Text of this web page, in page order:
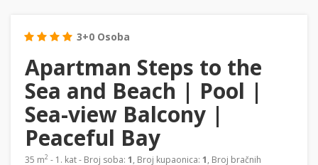
3+0 Osoba
Apartman Steps to the
Sea and Beach | Pool |
Sea-view Balcony |
Peaceful Bay
35 m2 - 1. kat - Broj soba: 1, Broj kupaonica: 1, Broj bračnih